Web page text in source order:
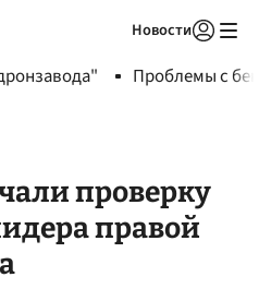
Новости
Проблемы с
проверку
правой